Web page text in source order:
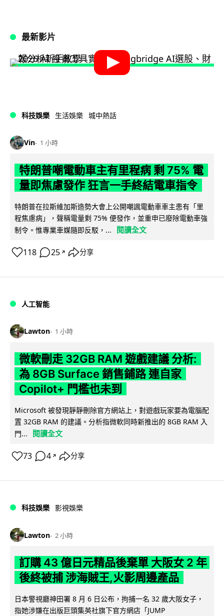
最新影片
科技娛樂 生活娛樂 城中熱話
Vin 1 小時
特朗普嘲電動車主有里程病 剩 75% 電
量即焦慮發作 狂言一手終結電車指令
特朗普在拉斯維加斯造勢大會上公開嘲諷電動車車主患有「里
程焦慮病」，聲稱電量剩 75% 便發作，並重申已廢除電動車強
制令。惟專業車媒隨即反駁，...
閱讀全文
118 25 ↗ 分享
人工智能
Lawton 1 小時
微軟刪走 32GB RAM 遊戲建議 分析:
為 8GB Surface 銷售鋪路 連自家
Copilot+ 門檻也未到
Microsoft 被發現靜靜刪除官方網站上，對遊戲玩家要為電腦配
置 32GB RAM 的建議。分析指微軟同時新推出的 8GB RAM 入
門...
閱讀全文
73 4 ↗ 分享
科技娛樂 影視娛樂
Lawton 2 小時
訂購 43 億日元精品後棄單 大阪女 2 年
後終被捕 涉海賊王,火影周邊產品
日本警視廳神田署 8 月 6 日公布，拘捕一名 32 歲大阪女子，
指她涉嫌在出版巨頭集英社旗下官方網店「JUMP